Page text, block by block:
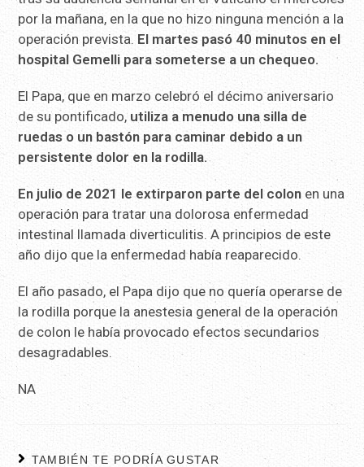
por la mañana, en la que no hizo ninguna mención a la
operación prevista. El martes pasó 40 minutos en el
hospital Gemelli para someterse a un chequeo.
El Papa, que en marzo celebró el décimo aniversario
de su pontificado, utiliza a menudo una silla de
ruedas o un bastón para caminar debido a un
persistente dolor en la rodilla.
En julio de 2021 le extirparon parte del colon en una
operación para tratar una dolorosa enfermedad
intestinal llamada diverticulitis. A principios de este
año dijo que la enfermedad había reaparecido.
El año pasado, el Papa dijo que no quería operarse de
la rodilla porque la anestesia general de la operación
de colon le había provocado efectos secundarios
desagradables.
NA
TAMBIÉN TE PODRÍA GUSTAR